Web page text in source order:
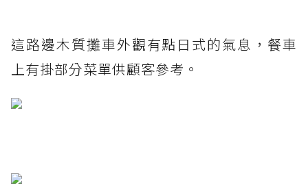
這路邊木質攤車外觀有點日式的氣息，餐車
上有掛部分菜單供顧客參考。